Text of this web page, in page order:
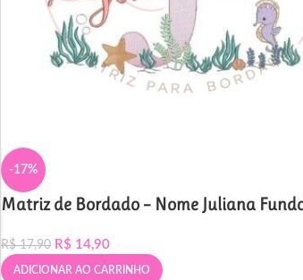
-17%
Matriz de Bordado – Nome Juliana
R$17,90 R$ 14,90
ADICIONAR AO CARRINHO